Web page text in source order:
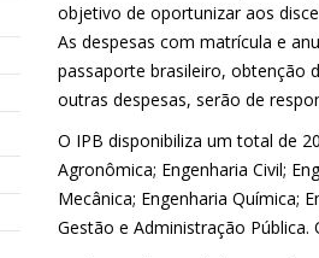
objetivo de oportunizar aos
As despesas com matrícula e
passaporte brasileiro, obtenção
outras despesas, serão de
O IPB disponibiliza um total de
Agronômica; Engenharia Civil;
Mecânica; Engenharia Química;
Gestão e Administração